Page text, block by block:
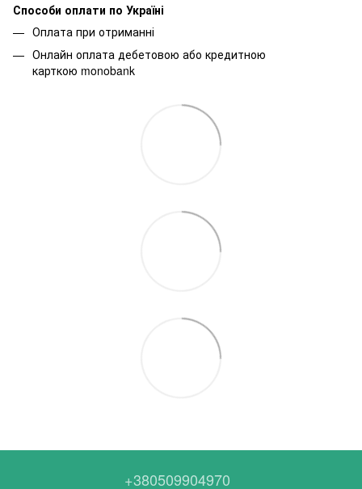
Способи оплати по Україні
Оплата при отриманні
Онлайн оплата дебетовою або кредитною
карткою monobank
+380509904970